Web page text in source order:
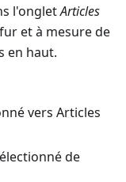
l'ongletArticles
et à mesure de
en haut.
vers Articles
de